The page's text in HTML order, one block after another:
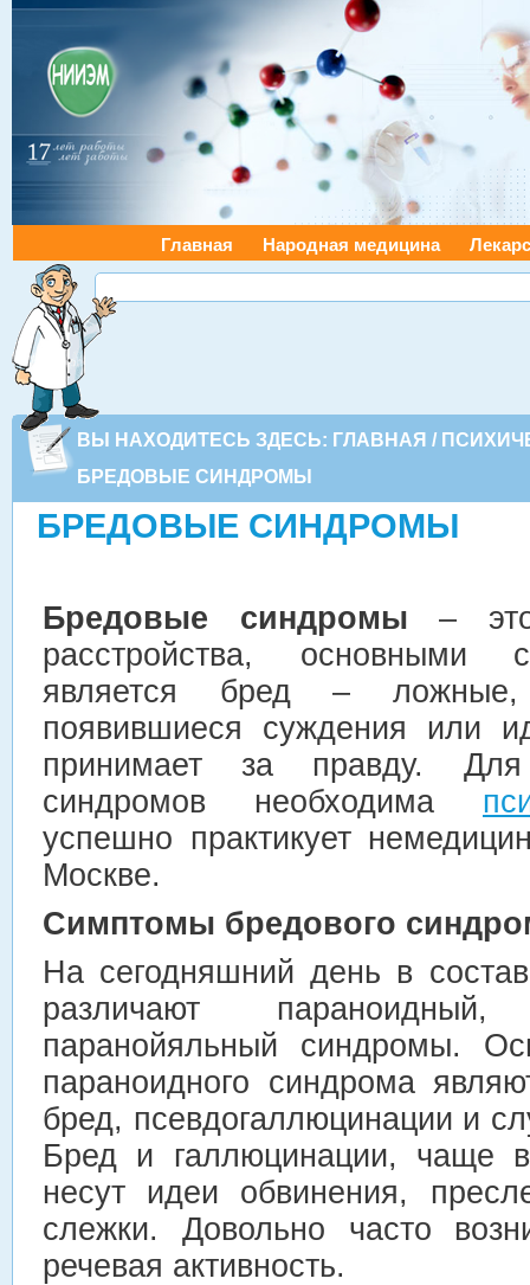
Главная Народная медицина
ВЫ НАХОДИТЕСЬ ЗДЕСЬ: ГЛАВНАЯ /
БРЕДОВЫЕ СИНДРОМЫ
БРЕДОВЫЕ СИНДРОМЫ
Бредовые синдромы – это
расстройства, основными
является бред – ложные,
появившиеся суждения или
принимает за правду.
синдромов необходима
успешно практикует
Москве.
Симптомы бредового
На сегодняшний день в
различают
паранойяльный синдромы.
параноидного синдрома
бред, псевдогаллюцинации и
Бред и галлюцинации, чаще
несут идеи обвинения,
слежки. Довольно часто
речевая активность.